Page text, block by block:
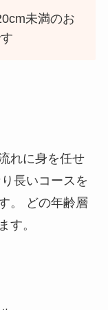
未満のお
れに身を任せ
長いコースを
。 どの年齢層
す。